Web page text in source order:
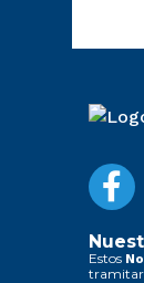
Estos
tramitar